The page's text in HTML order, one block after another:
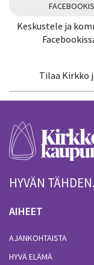
Keskustele ja
Tilaa Kirkko
HYVÄN TÄHDEN.
AIHEET
AJANKOHTAISTA
HYVÄ ELÄMÄ